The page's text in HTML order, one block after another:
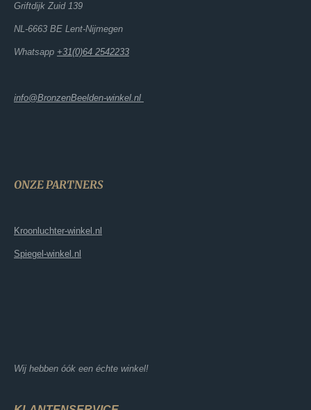
Griftdijk Zuid 139
NL-6663 BE Lent-Nijmegen
Whatsapp +31(0)64 2542233
info@BronzenBeelden-winkel.nl
ONZE PARTNERS
Kroonluchter-winkel.nl
Spiegel-winkel.nl
Wij hebben óók een échte winkel!